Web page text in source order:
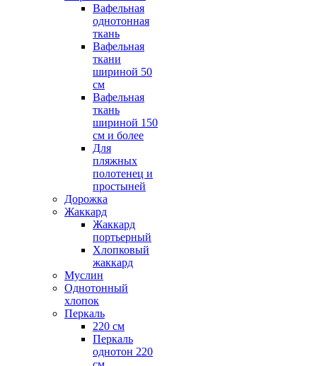
Вафельная
однотонная
ткань
Вафельная
ткани
шириной 50
см
Вафельная
ткань
шириной 150
см и более
Для
пляжных
полотенец и
простыней
Дорожка
Жаккард
Жаккард
портьерный
Хлопковый
жаккард
Муслин
Однотонный
хлопок
Перкаль
220 см
Перкаль
однотон 220